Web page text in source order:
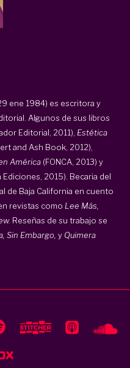
ene 1984) es escritora y
Algunos de sus libros
Editorial, 2011), Estética
and Ash Book, 2012),
América (FONCA, 2013) y
Ediciones, 2015). Becaria del
de Baja California en cuento
revistas como Lee Más,
Reseñas de su trabajo se
Sin Embargo, y Quimera